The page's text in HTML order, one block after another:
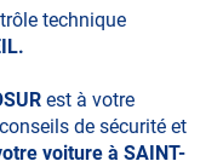
technique
est à votre
de sécurité et
voiture à SAINT-